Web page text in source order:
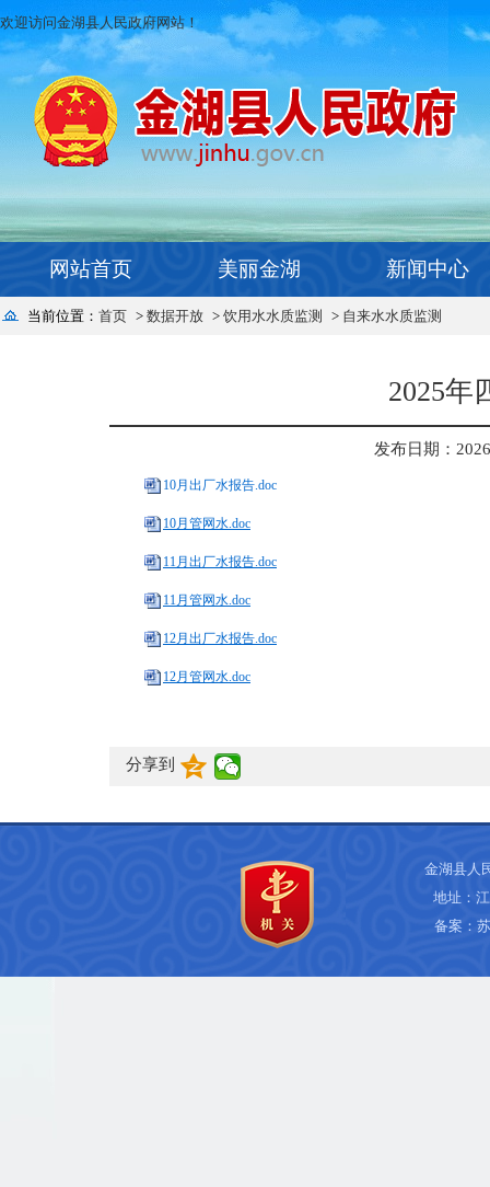
欢迎访问金湖县人民政府网站！
网站首页 美丽金湖 新闻中心
当前位置： 首页 > 数据开放 > 饮用水水质监测 > 自来水水质监测
2025年
发布日期：
10月出厂水报告.doc
10月管网水.doc
11月出厂水报告.doc
11月管网水.doc
12月出厂水报告.doc
12月管网水.doc
分享到
金湖县人
地址：
备案：